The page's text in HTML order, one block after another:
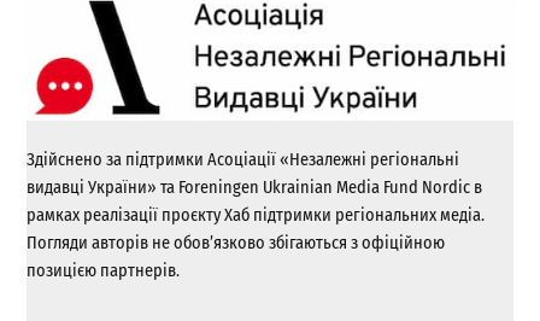
Здійснено за підтримки Асоціації «Незалежні регіональні
видавці України» та Foreningen Ukrainian Media Fund Nordic в
рамках реалізації проєкту Хаб підтримки регіональних медіа.
Погляди авторів не обов’язково збігаються з офіційною
позицією партнерів.